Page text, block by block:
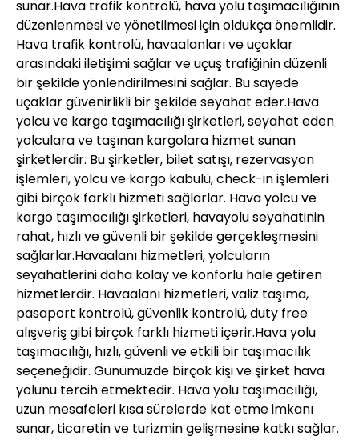
sunar.Hava trafik kontrolü, hava yolu taşımacılığının
düzenlenmesi ve yönetilmesi için oldukça önemlidir.
Hava trafik kontrolü, havaalanları ve uçaklar
arasındaki iletişimi sağlar ve uçuş trafiğinin düzenli
bir şekilde yönlendirilmesini sağlar. Bu sayede
uçaklar güvenirlikli bir şekilde seyahat eder.Hava
yolcu ve kargo taşımacılığı şirketleri, seyahat eden
yolculara ve taşınan kargolara hizmet sunan
şirketlerdir. Bu şirketler, bilet satışı, rezervasyon
işlemleri, yolcu ve kargo kabulü, check-in işlemleri
gibi birçok farklı hizmeti sağlarlar. Hava yolcu ve
kargo taşımacılığı şirketleri, havayolu seyahatinin
rahat, hızlı ve güvenli bir şekilde gerçekleşmesini
sağlarlar.Havaalanı hizmetleri, yolcuların
seyahatlerini daha kolay ve konforlu hale getiren
hizmetlerdir. Havaalanı hizmetleri, valiz taşıma,
pasaport kontrolü, güvenlik kontrolü, duty free
alışveriş gibi birçok farklı hizmeti içerir.Hava yolu
taşımacılığı, hızlı, güvenli ve etkili bir taşımacılık
seçeneğidir. Günümüzde birçok kişi ve şirket hava
yolunu tercih etmektedir. Hava yolu taşımacılığı,
uzun mesafeleri kısa sürelerde kat etme imkanı
sunar, ticaretin ve turizmin gelişmesine katkı sağlar.